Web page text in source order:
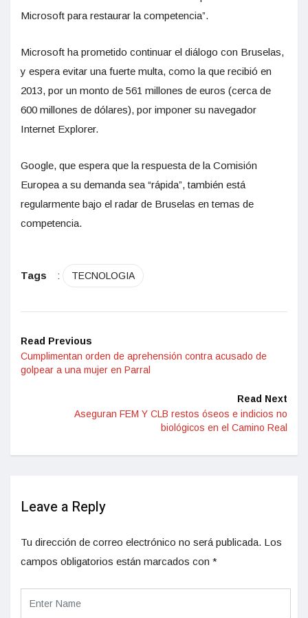
Microsoft para restaurar la competencia”.
Microsoft ha prometido continuar el diálogo con Bruselas,
y espera evitar una fuerte multa, como la que recibió en
2013, por un monto de 561 millones de euros (cerca de
600 millones de dólares), por imponer su navegador
Internet Explorer.
Google, que espera que la respuesta de la Comisión
Europea a su demanda sea “rápida”, también está
regularmente bajo el radar de Bruselas en temas de
competencia.
Tags : TECNOLOGIA
Read Previous
Cumplimentan orden de aprehensión contra acusado de
golpear a una mujer en Parral
Read Next
Aseguran FEM Y CLB restos óseos e indicios no
biológicos en el Camino Real
Leave a Reply
Tu dirección de correo electrónico no será publicada. Los
campos obligatorios están marcados con *